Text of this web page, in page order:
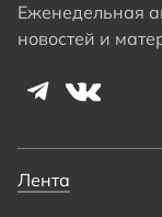
Еженедельная
новостей и
Лента